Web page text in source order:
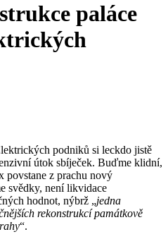
paláce
podniků si leckdo jistě
útok sbíječek. Buďme klidní,
povstane z prachu nový
svědky, není likvidace
hodnot, nýbrž „jedna
rekonstrukcí památkově
“.